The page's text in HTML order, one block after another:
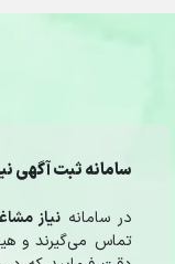
سامانه ثبت آگهی
در سامانه نیاز
تماس می‌گیرند و